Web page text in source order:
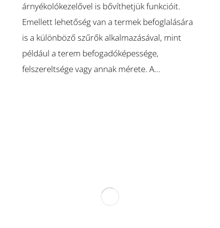
árnyékolókezelővel is bővíthetjük funkcióit.
Emellett lehetőség van a termek befoglalására
is a különböző szűrők alkalmazásával, mint
például a terem befogadóképessége,
felszereltsége vagy annak mérete. A…